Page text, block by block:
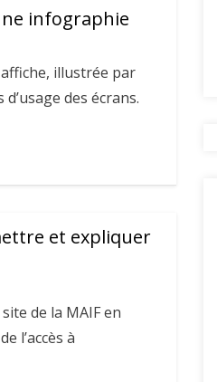
infographie
illustrée par
des écrans.
et expliquer
de la MAIF en
l’accès à